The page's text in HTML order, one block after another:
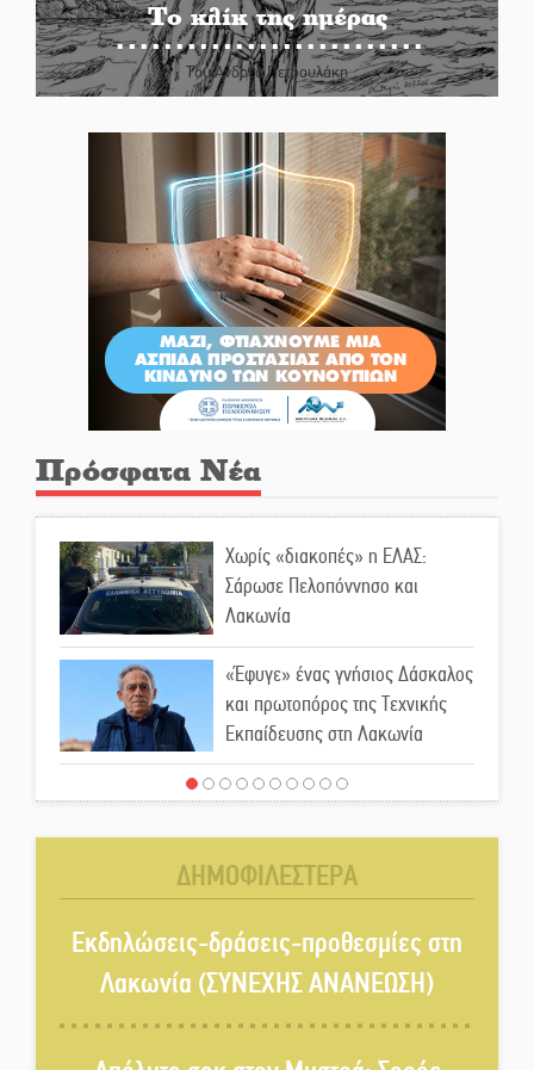
Το κλίκ της ημέρας
Του Ανδρέα Πετρουλάκη
Πρόσφατα Νέα
Χωρίς «διακοπές» η ΕΛΑΣ:
Σάρωσε Πελοπόννησο και
Λακωνία
«Έφυγε» ένας γνήσιος Δάσκαλος
και πρωτοπόρος της Τεχνικής
Εκπαίδευσης στη Λακωνία
«Κλειστά» ανοιχτά προαύλια
Πετρίνα: Αντάμωμα με μουσική,
χορό και παράδοση
Σωτήρια επέμβαση για ναυτικό
ανοιχτά του Γυθείου
ΔΗΜΟΦΙΛΕΣΤΕΡΑ
Εκδηλώσεις-δράσεις-προθεσμίες στη
Λακωνία (ΣΥΝΕΧΗΣ ΑΝΑΝΕΩΣΗ)